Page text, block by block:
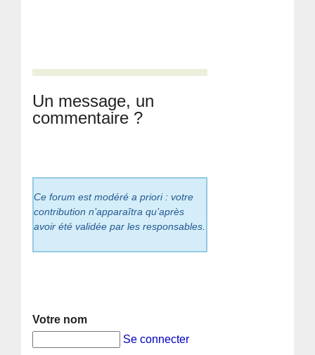
Un message, un
commentaire ?
Ce forum est modéré a priori : votre
contribution n’apparaîtra qu’après
avoir été validée par les responsables.
Votre nom
Se connecter